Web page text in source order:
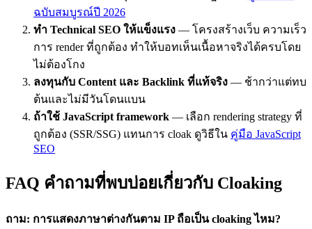
ฉบับสมบูรณ์ปี 2026
ทำ Technical SEO ให้แข็งแรง — โครงสร้างเว็บ ความเร็ว
การ render ที่ถูกต้อง ทำให้บอทเห็นเนื้อหาจริงได้ครบโดย
ไม่ต้องโกง
ลงทุนกับ Content และ Backlink ที่แท้จริง — ช้ากว่าแต่ทบ
ต้นและไม่มีวันโดนแบน
ถ้าใช้ JavaScript framework — เลือก rendering strategy ที่
ถูกต้อง (SSR/SSG) แทนการ cloak ดูวิธีใน คู่มือ JavaScript
SEO
FAQ คำถามที่พบบ่อยเกี่ยวกับ Cloaking
ถาม: การแสดงภาษาต่างกันตาม IP ถือเป็น cloaking ไหม?